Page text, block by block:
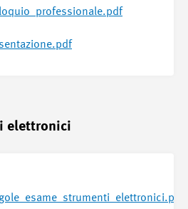
elettronici